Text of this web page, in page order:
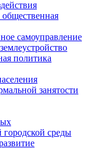
самоуправление
политика
занятости
среды